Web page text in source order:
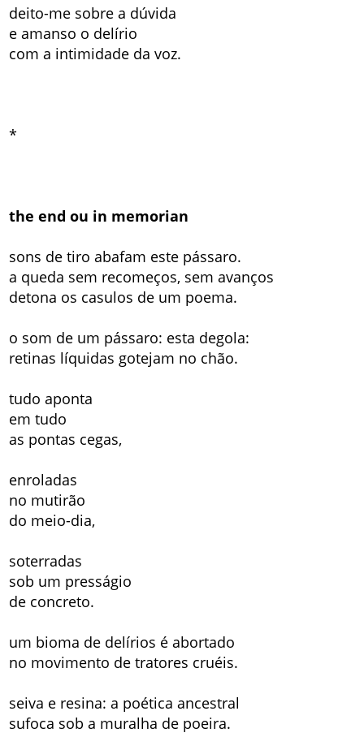
deito-me sobre a dúvida
e amanso o delírio
com a intimidade da voz.
*
the end ou in memorian
sons de tiro abafam este pássaro.
a queda sem recomeços, sem avanços
detona os casulos de um poema.
o som de um pássaro: esta degola:
retinas líquidas gotejam no chão.
tudo aponta
em tudo
as pontas cegas,
enroladas
no mutirão
do meio-dia,
soterradas
sob um presságio
de concreto.
um bioma de delírios é abortado
no movimento de tratores cruéis.
seiva e resina: a poética ancestral
sufoca sob a muralha de poeira.